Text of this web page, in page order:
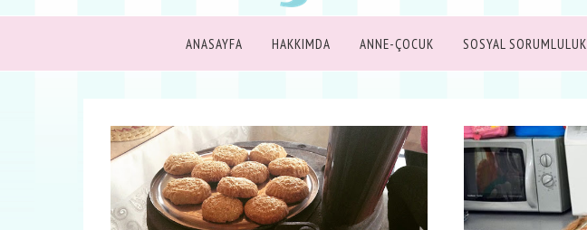
ANASAYFA HAKKIMDA ANNE-ÇOCUK SOSYAL SORUMLULUK